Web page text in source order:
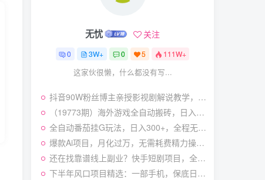
3 （19545期）AI短剧创
作：
ChatGPT+Seedance2.0教
程，从零制作恶毒女配短
全流程
14天前
4
（19538期）人性思维格
局短视频教学：20W博主亲
授×标准化流程×字幕封面设
计×AI提示词×橱窗带货6W
件实战经验
14天前
5 短视频起号涨粉训练营：
全类目爆款剪辑实操，账号
节奏规划复盘落地教程
17天前 ￥2.9
无忧 关注
0 3W+ 0 5 111W+
这家伙很懒，什么都没有写...
抖音90W粉丝博主亲授影视剧解说教学，选剧选题+文案模板+AI指令+剪辑配音+封面全流程变现，解锁精选独家收益
（19773期）海外游戏全自动搬砖，日入1000+，全天无人值守，绿色稳定！
全自动番茄挂G玩法，日入300+，全程无需人工，一台电脑即可开展【揭秘】
爆款Ai项目，月化过万，无需耗费精力操作，稳健实现每月增收
还在找靠谱线上副业？快手短剧项目，全程自动发布内容，不用熬夜做视频，轻松日入500+【揭秘】
下半年风口项目精选：一部手机，保底日入500+，做就有收益，长期稳定！【揭秘】